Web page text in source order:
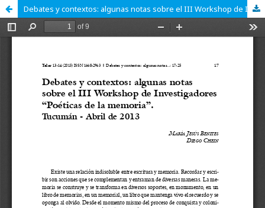
Debates y contextos: algunas notas sobre el III Workshop de Investigadores “Poéticas de la memoria”. Tucumán - Abril de 2013